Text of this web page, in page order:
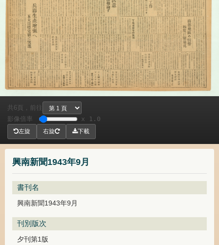
興南新聞1943年9月
書刊名
興南新聞1943年9月
刊別版次
夕刊第1版
共 6頁，
前往
影像倍率
x 1.0
左旋 右旋 下載